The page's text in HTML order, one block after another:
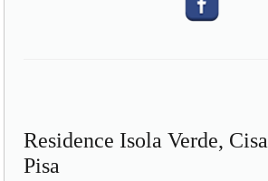
Residence Isola Verde,
Pisa